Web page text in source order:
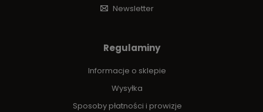
Newsletter
Regulaminy
Informacje o sklepie
Wysyłka
Sposoby płatności i prowizje